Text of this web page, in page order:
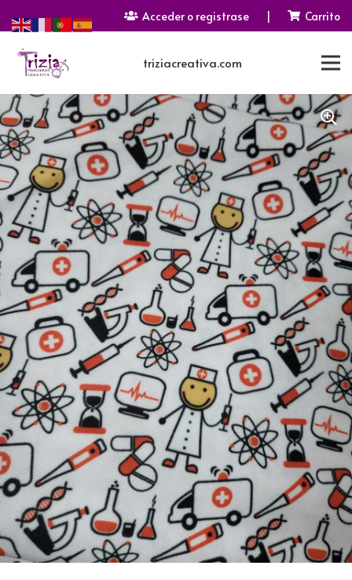
Acceder o registrase | Carrito
triziacreativa.com